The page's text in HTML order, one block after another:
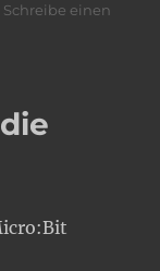
Schreibe einen